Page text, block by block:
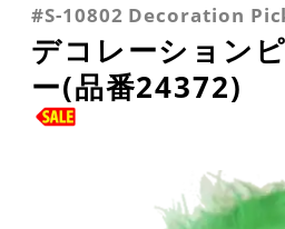
#S-10802 Decoration
デコレーション
ー(品番24372)